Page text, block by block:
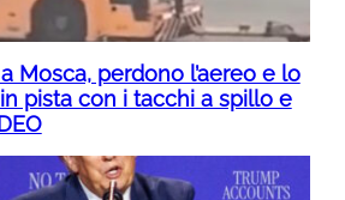
Mosca, perdono l’aereo e lo
pista con i tacchi a spillo e